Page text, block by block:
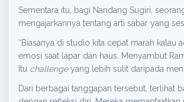
Sementara itu, bagi Nandang Sugiri,
mengajarkannya tentang arti sabar yang
“Biasanya di studio kita cepat marah kalau
emosi saat lapar dan haus. Menyambut
Itu challengeyang lebih sulit daripada
Dari berbagai tanggapan tersebut, terlihat